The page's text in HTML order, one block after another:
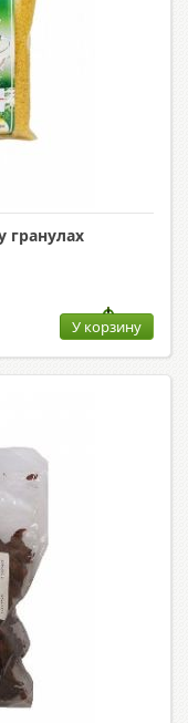
гранулах
У корзину